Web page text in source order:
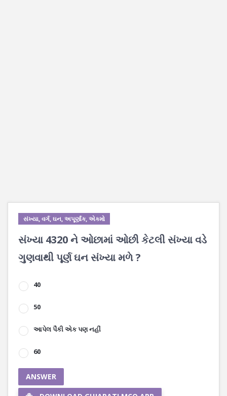
સંખ્યા, વર્ગ, ઘન, અપૂર્ણાંક, એકમો
સંખ્યા 4320 ને ઓછામાં ઓછી કેટલી સંખ્યા વડે
ગુણવાથી પૂર્ણ ઘન સંખ્યા મળે ?
40
50
આપેલ પૈકી એક પણ નહીં
60
ANSWER